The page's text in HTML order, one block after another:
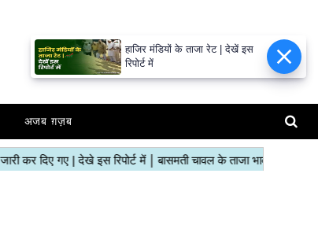
अजब ग़ज़ब
हाजिर मंडियों के ताजा रेट | देखें इस
रिपोर्ट में